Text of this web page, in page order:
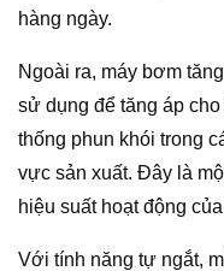
hàng ngày.
Ngoài ra, máy bơm
sử dụng để tăng áp
thống phun khói trong
vực sản xuất. Đây là
hiệu suất hoạt động
Với tính năng tự ngắt,